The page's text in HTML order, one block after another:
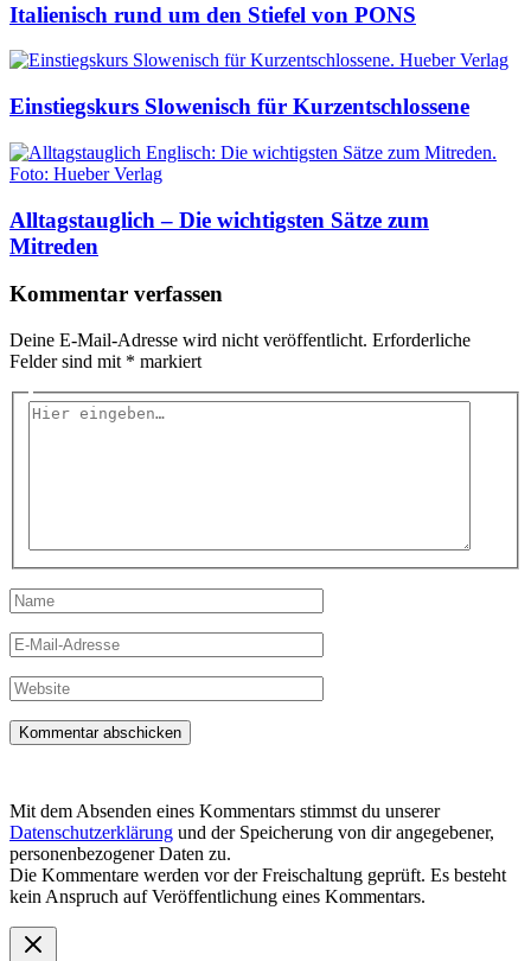
Italienisch rund um den Stiefel von PONS
Einstiegskurs Slowenisch für Kurzentschlossene
Alltagstauglich – Die wichtigsten Sätze zum
Mitreden
Kommentar verfassen
Deine E-Mail-Adresse wird nicht veröffentlicht. Erforderliche
Felder sind mit * markiert
Hier
Name
E-
Mail-
Adresse
Website
Mit dem Absenden eines Kommentars stimmst du unserer
Datenschutzerklärung und der Speicherung von dir angegebener,
personenbezogener Daten zu.
Die Kommentare werden vor der Freischaltung geprüft. Es besteht
kein Anspruch auf Veröffentlichung eines Kommentars.